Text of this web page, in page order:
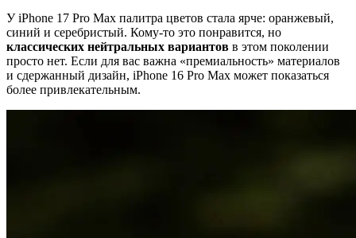
У iPhone 17 Pro Max палитра цветов стала ярче: оранжевый,
синий и серебристый. Кому-то это понравится, но
классических нейтральных вариантов в этом поколении
просто нет. Если для вас важна «премиальность» материалов
и сдержанный дизайн, iPhone 16 Pro Max может показаться
более привлекательным.